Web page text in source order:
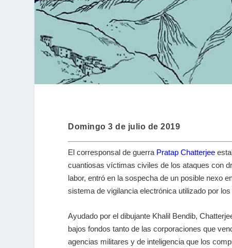
Domingo 3 de julio de 2019
El corresponsal de guerra Pratap Chatterjee
cuantiosas víctimas civiles de los ataques con
labor, entró en la sospecha de un posible nexo
sistema de vigilancia electrónica utilizado por
Ayudado por el dibujante Khalil Bendib,
bajos fondos tanto de las corporaciones que
agencias militares y de inteligencia que los